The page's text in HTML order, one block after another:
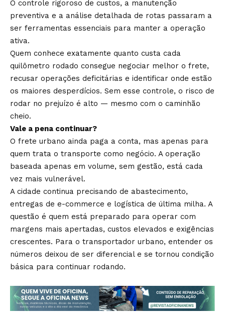
O controle rigoroso de custos, a manutenção
preventiva e a análise detalhada de rotas passaram a
ser ferramentas essenciais para manter a operação
ativa.
Quem conhece exatamente quanto custa cada
quilômetro rodado consegue negociar melhor o frete,
recusar operações deficitárias e identificar onde estão
os maiores desperdícios. Sem esse controle, o risco de
rodar no prejuízo é alto — mesmo com o caminhão
cheio.
Vale a pena continuar?
O frete urbano ainda paga a conta, mas apenas para
quem trata o transporte como negócio. A operação
baseada apenas em volume, sem gestão, está cada
vez mais vulnerável.
A cidade continua precisando de abastecimento,
entregas de e-commerce e logística de última milha. A
questão é quem está preparado para operar com
margens mais apertadas, custos elevados e exigências
crescentes. Para o transportador urbano, entender os
números deixou de ser diferencial e se tornou condição
básica para continuar rodando.